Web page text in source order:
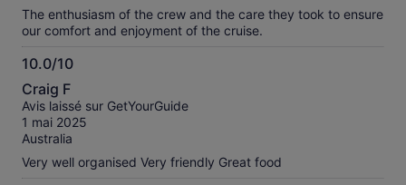
The enthusiasm of the crew and the care they took to ensure
our comfort and enjoyment of the cruise.
10.0/10
10.0
sur
10
Craig F
Avis laissé sur GetYourGuide
1 mai 2025
Australia
Very well organised Very friendly Great food